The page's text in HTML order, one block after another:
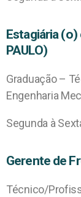
Estagiária
PAULO)
Graduação –
Engenharia
Segunda à
Gerente de
Técnico/